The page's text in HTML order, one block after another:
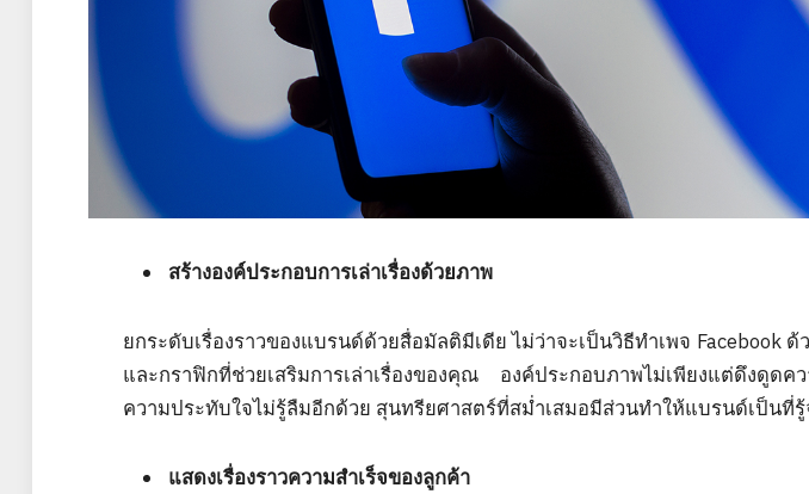
สร้างองค์ประกอบการเล่าเรื่องด้วยภาพ
ยกระดับเรื่องราวของแบรนด์ด้วยสื่อมัลติมีเดีย ไม่ว่าจะเป็นวิธีทำเพจ Facebook ด้
และกราฟิกที่ช่วยเสริมการเล่าเรื่องของคุณ องค์ประกอบภาพไม่เพียงแต่ดึงดูด
ความประทับใจไม่รู้ลืมอีกด้วย สุนทรียศาสตร์ที่สม่ำเสมอมีส่วนทำให้แบรนด์เป็นที่
แสดงเรื่องราวความสำเร็จของลูกค้า